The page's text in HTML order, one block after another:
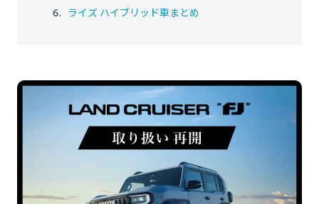
ライズ ハイブリッド車まとめ